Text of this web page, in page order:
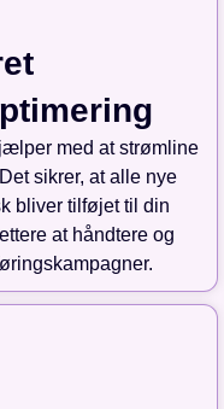
med at strømline
sikrer, at alle nye
bliver tilføjet til din
at håndtere og